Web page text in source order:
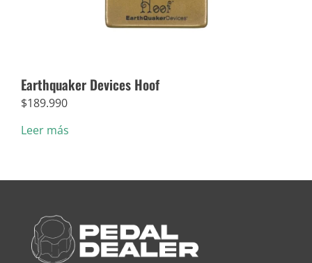
Earthquaker Devices Hoof
$189.990
Leer más